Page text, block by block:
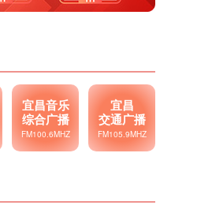
宜昌音乐
综合广播
FM100.6MHZ
宜昌
交通广播
FM105.9MHZ